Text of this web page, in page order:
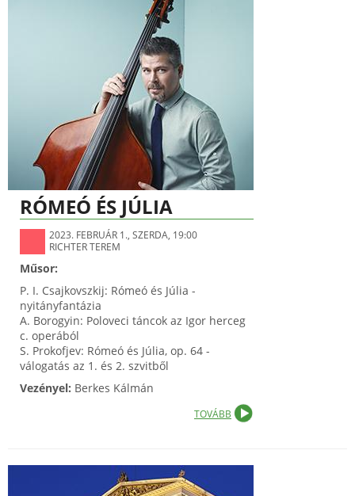
RÓMEÓ ÉS JÚLIA
2023. FEBRUÁR 1., SZERDA, 19:00
RICHTER TEREM
Műsor:
P. I. Csajkovszkij: Rómeó és Júlia -
nyitányfantázia
A. Borogyin: Poloveci táncok az Igor herceg
c. operából
S. Prokofjev: Rómeó és Júlia, op. 64 -
válogatás az 1. és 2. szvitből
Vezényel: Berkes Kálmán
TOVÁBB